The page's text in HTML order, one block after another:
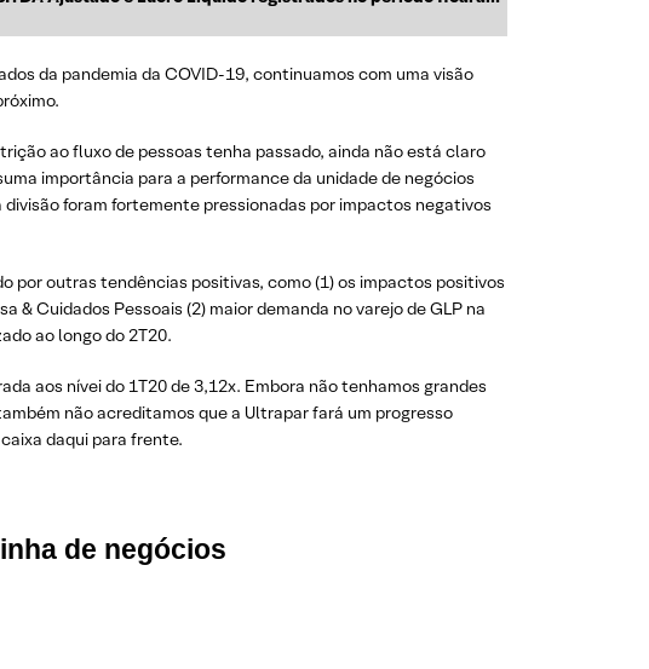
da pandemia da COVID-19, continuamos com uma visão
ao fluxo de pessoas tenha passado, ainda não está claro
importância para a performance da unidade de negócios
foram fortemente pressionadas por impactos negativos
por outras tendências positivas, como (1) os impactos positivos
Cuidados Pessoais (2) maior demanda no varejo de GLP na
ao longo do 2T20.
aos nívei do 1T20 de 3,12x. Embora não tenhamos grandes
não acreditamos que a Ultrapar fará um progresso
daqui para frente.
de negócios